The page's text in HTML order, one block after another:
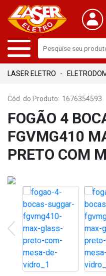
Cód. do Produto: 1676354593
FOGÃO 4
FGVMG410
PRETO COM